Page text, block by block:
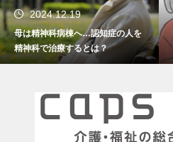
2024.02.13
その78（最終話）人生の冒険はつ
づく